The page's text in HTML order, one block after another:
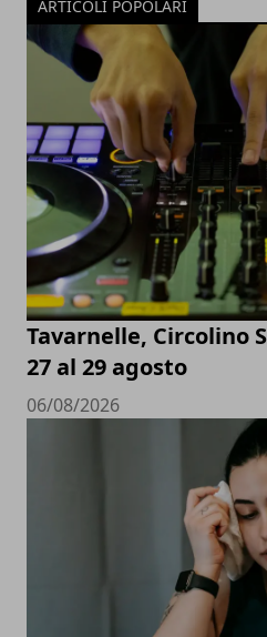
ARTICOLI POPOLARI
Tavarnelle, Circolino
27 al 29 agosto
06/08/2026